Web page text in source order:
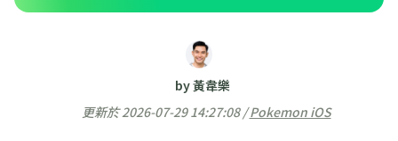
by 黃韋樂
更新於 2026-07-29 14:27:08 /Pokemon iOS